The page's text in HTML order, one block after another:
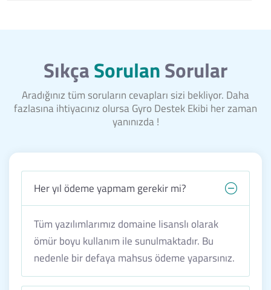
SıkçaSorulanSorular
Aradığınız tüm soruların cevapları sizi bekliyor. Daha
fazlasına ihtiyacınız olursa Gyro Destek Ekibi her zaman
yanınızda !
Her yıl ödeme yapmam gerekir mi?
Tüm yazılımlarımız domaine lisanslı olarak
ömür boyu kullanım ile sunulmaktadır. Bu
nedenle bir defaya mahsus ödeme yaparsınız.